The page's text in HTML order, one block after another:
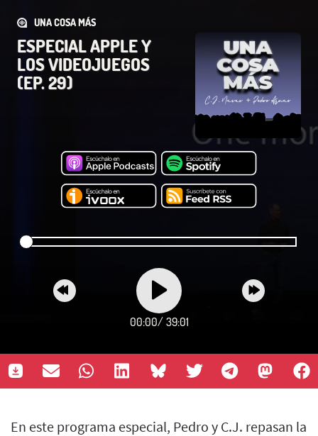
UNA COSA MÁS
ESPECIAL APPLE Y
LOS VIDEOJUEGOS
(EP. 29)
00:00/ 39:01
En este programa especial, Pedro y C.J. repasan la